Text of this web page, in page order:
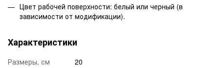
Цвет рабочей поверхности: белый или черный (в
зависимости от модификации).
Характеристики
Размеры, см
20